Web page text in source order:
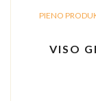
PIENO
VISO